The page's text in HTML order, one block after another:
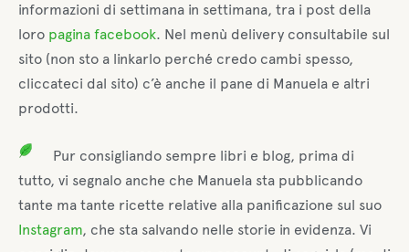
informazioni di settimana in settimana, tra i post della
loro pagina facebook. Nel menù delivery consultabile sul
sito (non sto a linkarlo perché credo cambi spesso,
cliccateci dal sito) c’è anche il pane di Manuela e altri
prodotti.
Pur consigliando sempre libri e blog, prima di
tutto, vi segnalo anche che Manuela sta pubblicando
tante ma tante ricette relative alla panificazione sul suo
Instagram, che sta salvando nelle storie in evidenza. Vi